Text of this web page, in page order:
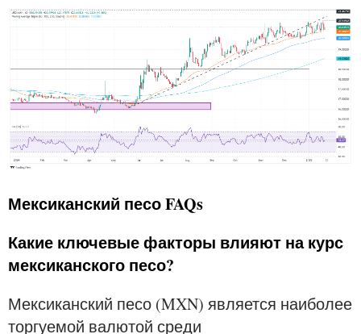
Мексиканский песо FAQs
Какие ключевые факторы влияют на курс
мексиканского песо?
Мексиканский песо (MXN) является наиболее
торгуемой валютой среди